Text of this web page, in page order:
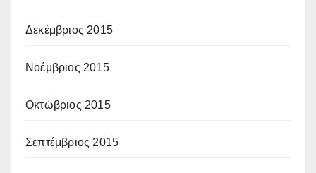
Δεκέμβριος 2015
Νοέμβριος 2015
Οκτώβριος 2015
Σεπτέμβριος 2015